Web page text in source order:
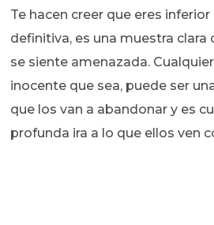
Te hacen creer que eres inferior
definitiva, es una muestra clara
se siente amenazada.
inocente que sea, puede ser
que los van a abandonar y es
profunda ira a lo que ellos ven